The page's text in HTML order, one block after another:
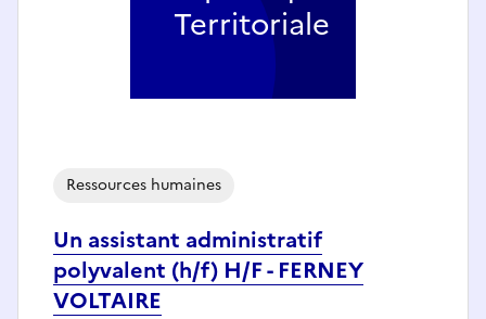
Un assistant administratif
polyvalent (h/f) H/F - FERNEY
VOLTAIRE
Ressources humaines
Territoriale